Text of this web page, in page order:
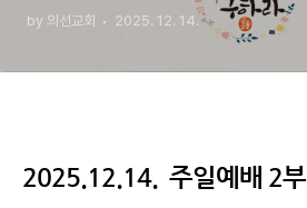
by 의선교회 2025. 12. 14.
2025.12.14. 주일예배 2부